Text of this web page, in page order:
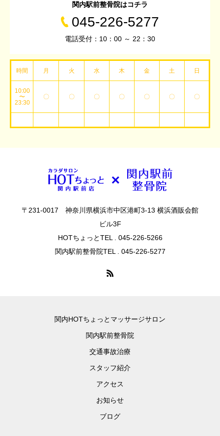
関内駅前整骨院はコチラ
045-226-5277
電話受付：10：00 ～ 22：30
時間 月 火 水 木 金 土 日
10:00
〜
23:30
〇 〇 〇 〇 〇 〇 〇
〒231-0017 神奈川県横浜市中区港町3-13 横浜酒販会館
ビル3F
HOTちょっとTEL . 045-226-5266
関内駅前整骨院TEL . 045-226-5277
関内HOTちょっとマッサージサロン
関内駅前整骨院
交通事故治療
スタッフ紹介
アクセス
お知らせ
ブログ